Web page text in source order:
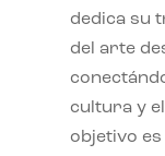
dedica su
del arte
cultura y
objetivo